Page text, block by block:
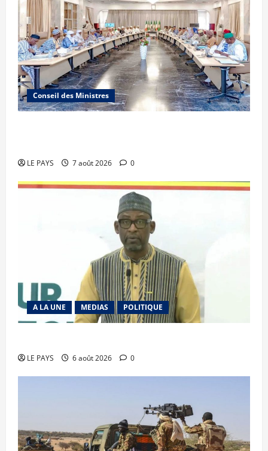
Conseil des Ministres
LE PAYS 7 août 2026 0
A LA UNE MEDIAS POLITIQUE
LE PAYS 6 août 2026 0